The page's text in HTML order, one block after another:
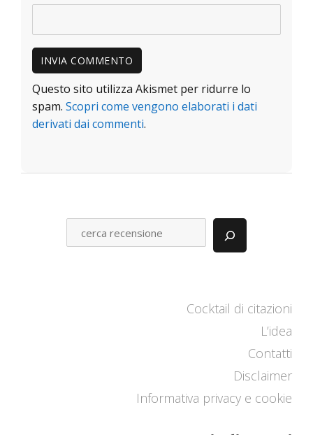
Questo sito utilizza Akismet per ridurre lo
spam. Scopri come vengono elaborati i dati
derivati dai commenti.
Cocktail di citazioni
L’idea
Contatti
Disclaimer
Informativa privacy e cookie